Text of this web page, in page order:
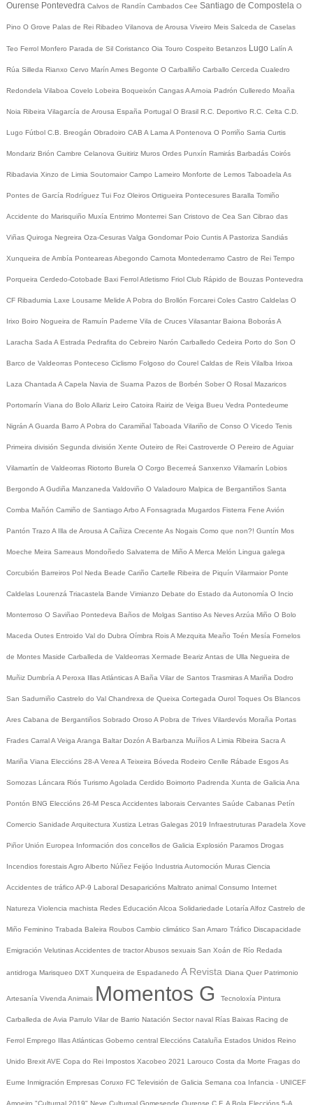
Ourense Pontevedra Calvos de Randín Cambados Cee Santiago de Compostela O
Pino O Grove Palas de Rei Ribadeo Vilanova de Arousa Viveiro Meis Salceda de Caselas
Teo Ferrol Monfero Parada de Sil Coristanco Oia Touro Cospeito Betanzos Lugo Lalín A
Rúa Silleda Rianxo Cervo Marín Ames Begonte O Carballiño Carballo Cerceda Cualedro
Redondela Vilaboa Covelo Lobeira Boqueixón CangasA Arnoia Padrón Culleredo Moaña
Noia Ribeira Vilagarcía de Arousa España Portugal O Brasil R.C. Deportivo R.C. Celta C.D.
Lugo Fútbol C.B. Breogán Obradoiro CAB A Lama A Pontenova O Porriño Sarria Curtis
Mondariz Brión Cambre Celanova Guitiriz Muros Ordes Punxín Ramirás Barbadás Coirós
Ribadavia Xinzo de Limia Soutomaior Campo Lameiro Monforte de Lemos Taboadela As
Pontes de García Rodríguez Tui Foz Oleiros Ortigueira Pontecesures Baralla Tomiño
Accidente do Marisquiño Muxía Entrimo Monterrei San Cristovo de Cea San Cibrao das
Viñas Quiroga Negreira Oza-Cesuras Valga Gondomar Poio CuntisA Pastoriza Sandiás
Xunqueira de Ambía PonteareasAbegondo Carnota Montederramo Castro de Rei Tempo
Porqueira Cerdedo-Cotobade Baxi FerrolAtletismo Friol Club Rápido de Bouzas Pontevedra
CF Ribadumia Laxe Lousame Melide A Pobra do Brollón Forcarei Coles Castro Caldelas O
Irixo Boiro Nogueira de Ramuín Paderne Vila de Cruces Vilasantar Baiona BoborásA
Laracha Sada A Estrada Pedrafita do Cebreiro Narón Carballedo Cedeira Porto do Son O
Barco de Valdeorras Ponteceso Ciclismo Folgoso do Courel Caldas de Reis Vilalba Irixoa
Laza Chantada A Capela Navia de Suarna Pazos de Borbén Sober O Rosal Mazaricos
Portomarín Viana do Bolo Allariz Leiro Catoira Rairiz de Veiga Bueu Vedra Pontedeume
Nigrán A Guarda Barro A Pobra do Caramiñal Taboada Vilariño de Conso O Vicedo Tenis
Primeira división Segunda división Xente Outeiro de Rei Castroverde O Pereiro de Aguiar
Vilamartín de Valdeorras Riotorto Burela O Corgo Becerreá Sanxenxo Vilamarín Lobios
Bergondo A Gudiña Manzaneda Valdoviño O Valadouro Malpica de Bergantiños Santa
Comba Mañón Camiño de Santiago Arbo A Fonsagrada Mugardos Fisterra Fene Avión
Pantón Trazo A Illa de Arousa A Cañiza Crecente As Nogais Como que non?! Guntín Mos
Moeche Meira Sarreaus Mondoñedo Salvaterra de Miño A Merca Melón Lingua galega
Corcubión Barreiros Pol Neda Beade Cariño Cartelle Ribeira de Piquín Vilarmaior Ponte
Caldelas Lourenzá Triacastela Bande Vimianzo Debate do Estado da Autonomía O Incio
Monterroso O Saviñao Pontedeva Baños de Molgas Santiso As NevesArzúa Miño O Bolo
Maceda Outes Entroido Val do Dubra Oímbra RoisA Mezquita Meaño Toén Mesía Fornelos
de Montes Maside Carballeda de Valdeorras Xermade BearizAntas de Ulla Negueira de
Muñiz Dumbría A Peroxa Illas AtlánticasA Baña Vilar de Santos TrasmirasA Mariña Dodro
San Sadurniño Castrelo do Val Chandrexa de Queixa Cortegada Ourol Toques Os Blancos
Ares Cabana de Bergantiños Sobrado Oroso A Pobra de Trives Vilardevós Moraña Portas
Frades CarralA Veiga Aranga Baltar Dozón A Barbanza MuíñosA Limia Ribeira Sacra A
Mariña Viana Eleccións 28-A Verea A Teixeira Bóveda Rodeiro Cenlle Rábade EsgosAs
Somozas Láncara Riós Turismo Agolada Cerdido Boimorto Padrenda Xunta de Galicia Ana
Pontón BNG Eleccións 26-M Pesca Accidentes laborais Cervantes Saúde Cabanas Petín
Comercio Sanidade Arquitectura Xustiza Letras Galegas 2019 Infraestruturas Paradela Xove
Piñor Unión Europea Información dos concellos de Galicia Explosión Paramos Drogas
Incendios forestaisAgro Alberto Núñez Feijóo Industria Automoción Muras Ciencia
Accidentes de tráfico AP-9 Laboral Desaparicións Maltrato animal Consumo Internet
Natureza Violencia machista Redes Educación Alcoa Solidariedade Lotaría Alfoz Castrelo de
Miño Feminino Trabada Baleira Roubos Cambio climático San Amaro Tráfico Discapacidade
Emigración VelutinasAccidentes de tractorAbusos sexuais San Xoán de Río Redada
antidroga Marisqueo DXT Xunqueira de Espadanedo A Revista Diana Quer Patrimonio
Artesanía Vivenda Animais Momentos G Tecnoloxía Pintura
Carballeda de Avia Parrulo Vilar de Barrio Natación Sector naval Rías Baixas Racing de
Ferrol Emprego Illas Atlánticas Goberno central Eleccións Cataluña Estados Unidos Reino
Unido BrexitAVE Copa do Rei Impostos Xacobeo 2021 Larouco Costa da Morte Fragas do
Eume Inmigración Empresas Coruxo FC Televisión de Galicia Semana coa Infancia - UNICEF
Amoeiro "Culturgal 2019" Neve Culturgal Gomesende Ourense C.F. A Bola Eleccións 5-A